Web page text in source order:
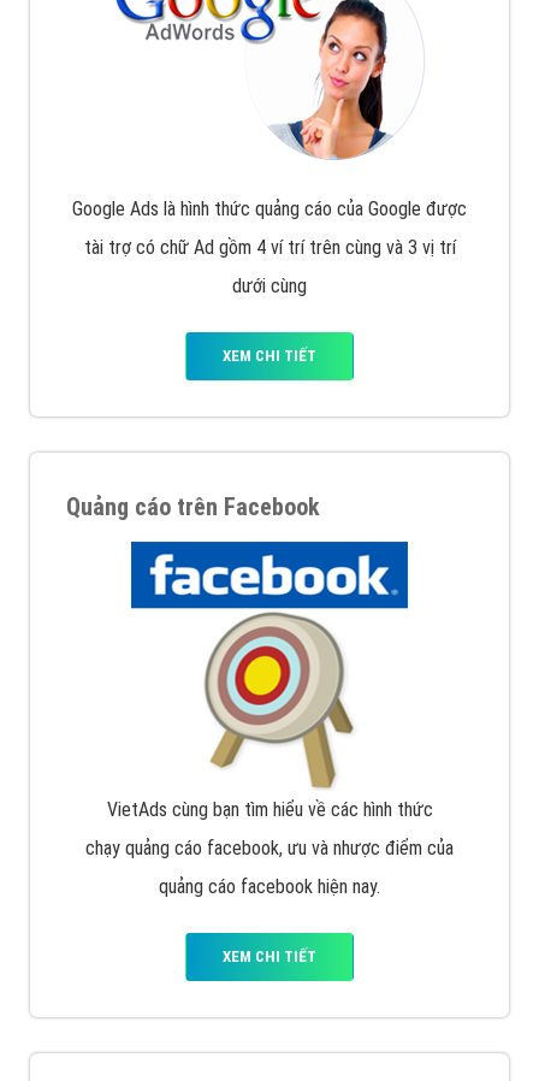
Google Ads là hình thức quảng cáo của Google được
tài trợ có chữ Ad gồm 4 ví trí trên cùng và 3 vị trí
dưới cùng
XEM CHI TIẾT
Quảng cáo trên Facebook
VietAds cùng bạn tìm hiểu về các hình thức
chạy quảng cáo facebook, ưu và nhược điểm của
quảng cáo facebook hiện nay.
XEM CHI TIẾT